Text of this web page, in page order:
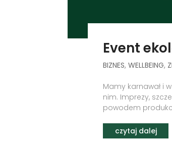
Event
BIZNES,WELLBEING,
Mamy karnawał i
nim. Imprezy,
powodem
czytaj dalej